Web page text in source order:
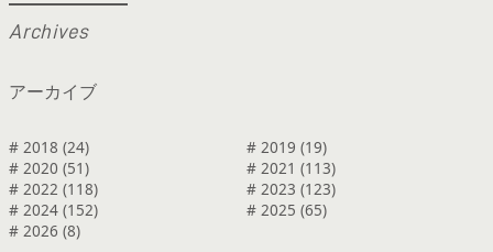
Archives
アーカイブ
# 2018 (24)
# 2019 (19)
# 2020 (51)
# 2021 (113)
# 2022 (118)
# 2023 (123)
# 2024 (152)
# 2025 (65)
# 2026 (8)